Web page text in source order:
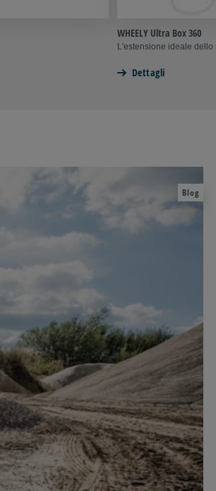
WHEELY Ultra Box 360
L'estensione ideale
Dettagli
Blog